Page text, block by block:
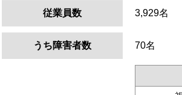
従業員数 3,929名
うち障害者数 70名